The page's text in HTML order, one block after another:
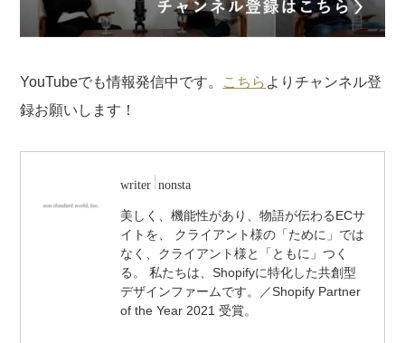
YouTubeでも情報発信中です。 こちら よりチャンネル登
録お願いします！
writer nonsta
美しく、機能性があり、物語が伝わるECサ
イトを、 クライアント様の「ために」では
なく、クライアント様と「ともに」つく
る。 私たちは、Shopifyに特化した共創型
デザインファームです。／Shopify Partner
of the Year 2021 受賞。